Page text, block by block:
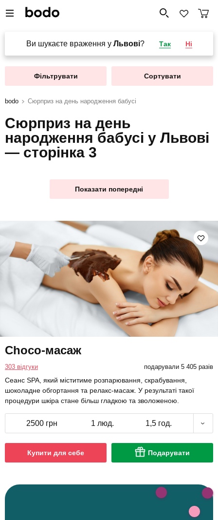
Ви шукаєте враження у Львові? Так Ні
Фільтрувати Сортувати
bodo Сюрприз на день народження бабусі
Сюрприз на день
народження бабусі у Львові
— сторінка 3
Показати попередні
Choco-масаж
303 відгуки подарували 5 405 разів
Сеанс SPA, який міститиме розпарювання, скрабування,
шоколадне обгортання та релакс-масаж. У результаті такої
процедури шкіра стане більш гладкою та зволоженою.
2500 грн 1 люд. 1,5 год.
Купити для себе Подарувати